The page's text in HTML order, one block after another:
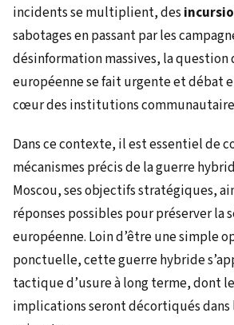
incidents se multiplient, des
sabotages en passant par les
désinformation massives, la question
européenne se fait urgente et débat
cœur des institutions
Dans ce contexte, il est essentiel de
mécanismes précis de la guerre
Moscou, ses objectifs stratégiques,
réponses possibles pour préserver
européenne. Loin d’être une simple
ponctuelle, cette guerre hybride
tactique d’usure à long terme, dont
implications seront décortiqués dans